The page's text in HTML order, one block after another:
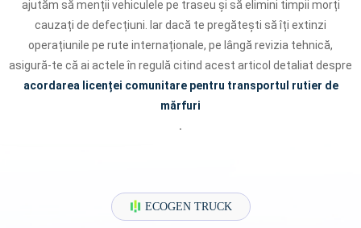
ajutăm să menții vehiculele pe traseu și să elimini timpii morți
cauzați de defecțiuni. Iar dacă te pregătești să îți extinzi
operațiunile pe rute internaționale, pe lângă revizia tehnică,
asigură-te că ai actele în regulă citind acest articol detaliat despre
acordarea licenței comunitare pentru transportul rutier de
mărfuri
.
ECOGEN TRUCK